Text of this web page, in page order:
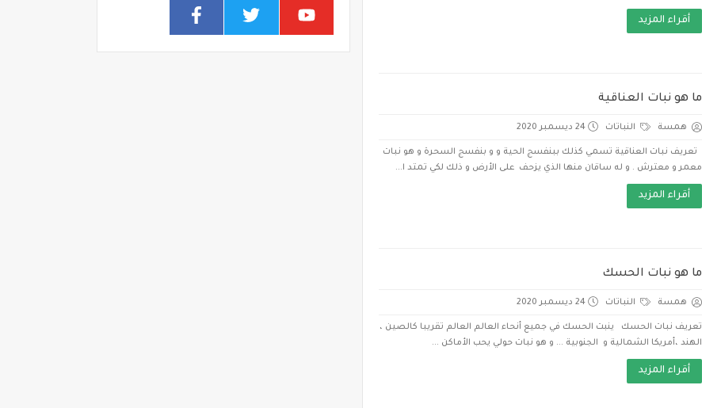
أقراء المزيد
ما هو نبات العناقية
همسة النباتات 24 ديسمبر 2020
تعريف نبات العناقية تسمي كذلك ببنفسج الحية و و بنفسج السحرة و هو نبات
معمر و معترش . و له ساقان منها الذي يزحف على الأرض و ذلك لكي تمتد ا...
أقراء المزيد
ما هو نبات الحسك
همسة النباتات 24 ديسمبر 2020
تعريف نبات الحسك ينبت الحسك في جميع أنحاء العالم العالم تقريبا كالصين ،
الهند ،أمريكا الشمالية و الجنوبية ... و هو نبات حولي يحب الأماكن ...
أقراء المزيد